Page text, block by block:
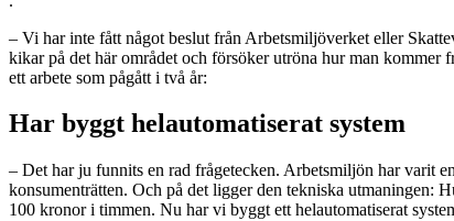
– Vi har inte fått något beslut från Arbetsmiljöverket eller
kikar på det här området och försöker utröna hur man kommer
ett arbete som pågått i två år:
Har byggt helautomatiserat system
– Det har ju funnits en rad frågetecken. Arbetsmiljön har varit
konsumenträtten. Och på det ligger den tekniska utmaningen:
100 kronor i timmen. Nu har vi byggt ett helautomatiserat